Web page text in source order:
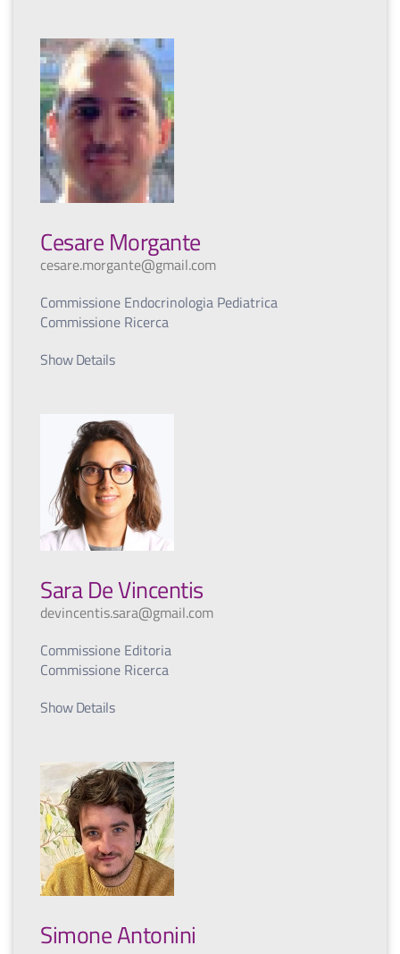
Cesare Morgante
cesare.morgante@gmail.com
Commissione Endocrinologia Pediatrica
Commissione Ricerca
Show Details
Sara De Vincentis
devincentis.sara@gmail.com
Commissione Editoria
Commissione Ricerca
Show Details
Simone Antonini